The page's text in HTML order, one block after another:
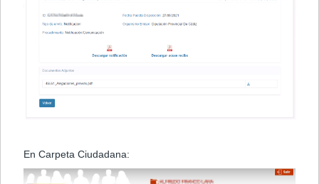
En Carpeta Ciudadana: